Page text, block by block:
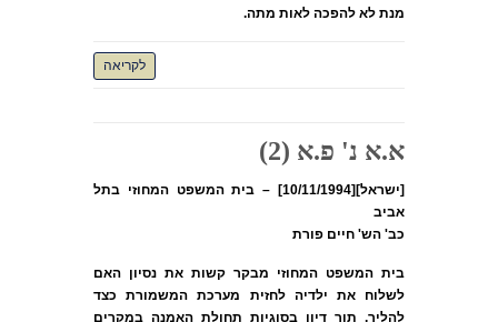
מנת לא להפכה לאות מתה.
לקריאה
א.א נ' פ.א (2)
[ישראל][10/11/1994] – בית המשפט המחוזי בתל
אביב
כב' הש' חיים פורת
בית המשפט המחוזי מבקר קשות את נסיון האם
לשלוח את ילדיה לחזית מערכת המשמורת כצד
להליך, תוך דיון בסוגיות תחולת האמנה במקרים